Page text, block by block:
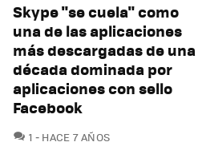
Skype "se cuela" como
una de las aplicaciones
más descargadas de una
década dominada por
aplicaciones con sello
Facebook
1 COMENTARIOS
HACE 7 AÑOS